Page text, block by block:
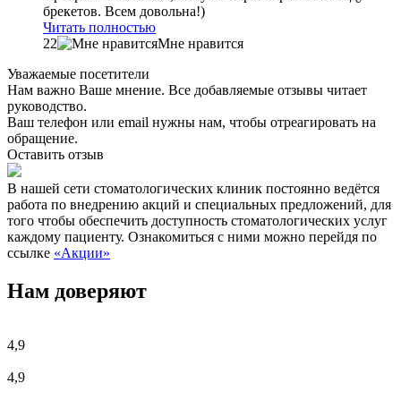
брекетов. Всем довольна!)
Читать полностью
22
Мне нравится
Уважаемые посетители
Нам важно Ваше мнение. Все добавляемые отзывы читает
руководство.
Ваш телефон или email нужны нам, чтобы отреагировать на
обращение.
Оставить отзыв
В нашей сети стоматологических клиник постоянно ведётся
работа по внедрению акций и специальных предложений, для
того чтобы обеспечить доступность стоматологических услуг
каждому пациенту. Ознакомиться с ними можно перейдя по
ссылке «Акции»
Нам доверяют
4,9
4,9